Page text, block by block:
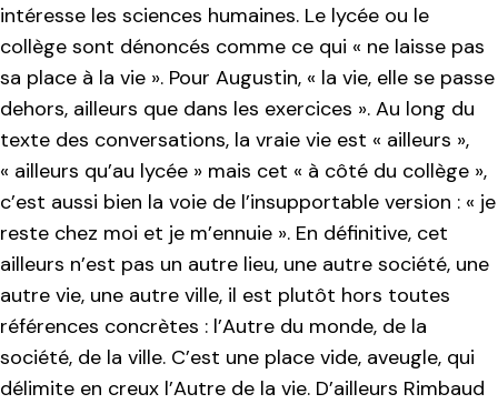
intéresse les sciences humaines. Le lycée ou le
collège sont dénoncés comme ce qui « ne laisse pas
sa place à la vie ». Pour Augustin, « la vie, elle se passe
dehors, ailleurs que dans les exercices ». Au long du
texte des conversations, la vraie vie est « ailleurs »,
« ailleurs qu’au lycée » mais cet « à côté du collège »,
c’est aussi bien la voie de l’insupportable version : « je
reste chez moi et je m’ennuie ». En définitive, cet
ailleurs n’est pas un autre lieu, une autre société, une
autre vie, une autre ville, il est plutôt hors toutes
références concrètes : l’Autre du monde, de la
société, de la ville. C’est une place vide, aveugle, qui
délimite en creux l’Autre de la vie. D’ailleurs Rimbaud